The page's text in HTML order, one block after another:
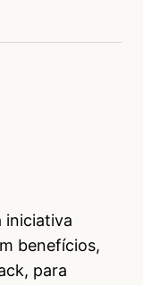
iniciativa
benefícios,
para